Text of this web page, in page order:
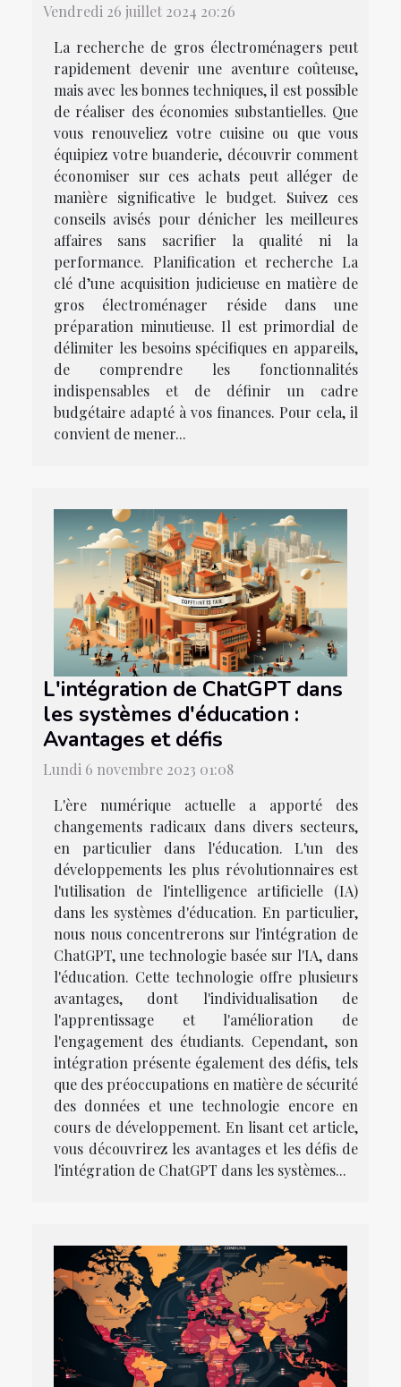
Vendredi 26 juillet 2024 20:26
La recherche de gros électroménagers peut
rapidement devenir une aventure coûteuse,
mais avec les bonnes techniques, il est possible
de réaliser des économies substantielles. Que
vous renouveliez votre cuisine ou que vous
équipiez votre buanderie, découvrir comment
économiser sur ces achats peut alléger de
manière significative le budget. Suivez ces
conseils avisés pour dénicher les meilleures
affaires sans sacrifier la qualité ni la
performance. Planification et recherche La
clé d’une acquisition judicieuse en matière de
gros électroménager réside dans une
préparation minutieuse. Il est primordial de
délimiter les besoins spécifiques en appareils,
de comprendre les fonctionnalités
indispensables et de définir un cadre
budgétaire adapté à vos finances. Pour cela, il
convient de mener...
L'intégration de ChatGPT dans
les systèmes d'éducation :
Avantages et défis
Lundi 6 novembre 2023 01:08
L'ère numérique actuelle a apporté des
changements radicaux dans divers secteurs,
en particulier dans l'éducation. L'un des
développements les plus révolutionnaires est
l'utilisation de l'intelligence artificielle (IA)
dans les systèmes d'éducation. En particulier,
nous nous concentrerons sur l'intégration de
ChatGPT, une technologie basée sur l'IA, dans
l'éducation. Cette technologie offre plusieurs
avantages, dont l'individualisation de
l'apprentissage et l'amélioration de
l'engagement des étudiants. Cependant, son
intégration présente également des défis, tels
que des préoccupations en matière de sécurité
des données et une technologie encore en
cours de développement. En lisant cet article,
vous découvrirez les avantages et les défis de
l'intégration de ChatGPT dans les systèmes...